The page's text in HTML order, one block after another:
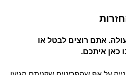
אתם רוצים לבטל או
כאן איתכם.